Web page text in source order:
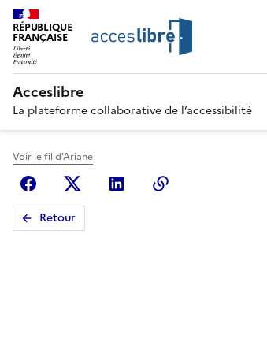
RÉPUBLIQUE
FRANÇAISE
Acceslibre
La plateforme collaborative de l’accessibilité
Voir le fil d'Ariane
FacebookX (anciennement Twitter)
Linkedin
Retour